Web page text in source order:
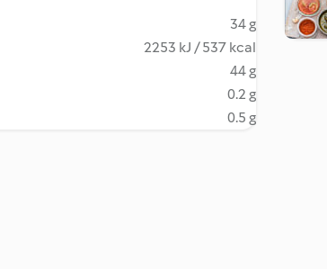
34 g
2253 kJ / 537 kcal
44 g
0.2 g
0.5 g